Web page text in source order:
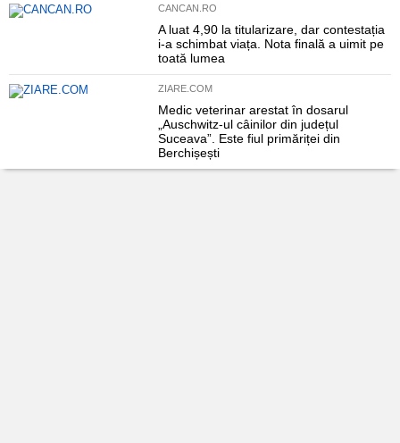
CANCAN.RO
A luat 4,90 la titularizare, dar contestația
i-a schimbat viața. Nota finală a uimit pe
toată lumea
ZIARE.COM
Medic veterinar arestat în dosarul
„Auschwitz-ul câinilor din județul
Suceava”. Este fiul primăriței din
Berchișești